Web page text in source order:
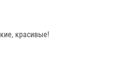
красивые!